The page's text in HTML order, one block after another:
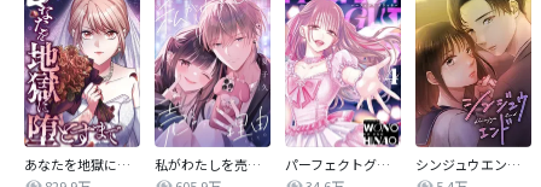
あなたを地獄に堕とすまで
私がわたしを売る理由
パーフェクトグリッター
シンジュウエンド【タテヨミ】